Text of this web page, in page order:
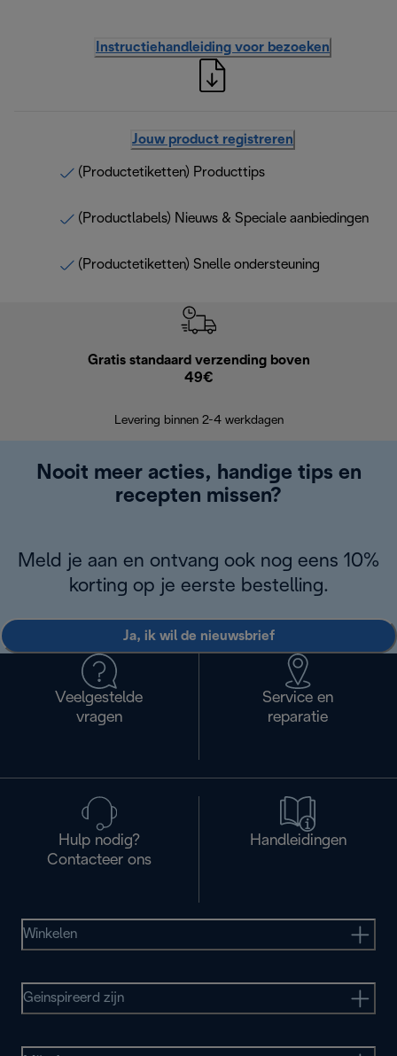
Instructiehandleiding voor bezoeken
Jouw product registreren
(Productetiketten) Producttips
(Productlabels) Nieuws & Speciale aanbiedingen
(Productetiketten) Snelle ondersteuning
Gratis standaard verzending boven
49€
Levering binnen 2-4 werkdagen
Nooit meer acties, handige tips en
recepten missen?
Meld je aan en ontvang ook nog eens 10%
korting op je eerste bestelling.
Ja, ik wil de nieuwsbrief
Veelgestelde
vragen
Service en
reparatie
Hulp nodig?
Contacteer ons
Handleidingen
Winkelen
Geinspireerd zijn